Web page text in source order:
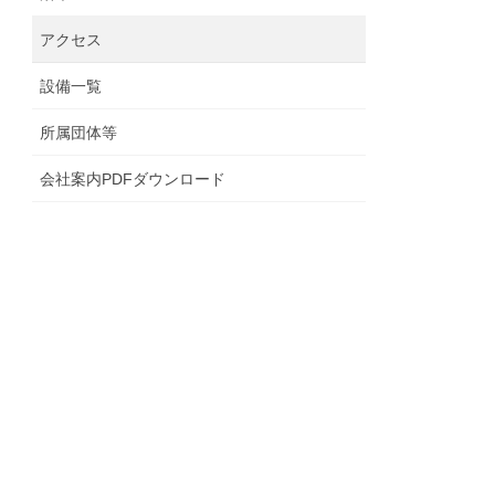
アクセス
設備一覧
所属団体等
会社案内PDFダウンロード